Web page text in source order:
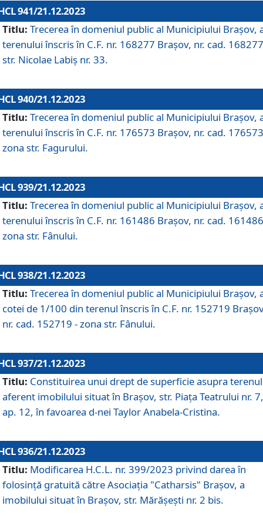
941/21.12.2023
Titlu: Trecerea în domeniul public al Municipiului Braşov,
terenului înscris în C.F. nr. 168277 Brașov, nr. cad.
str. Nicolae Labiș nr. 33.
940/21.12.2023
Titlu: Trecerea în domeniul public al Municipiului Braşov,
terenului înscris în C.F. nr. 176573 Brașov, nr. cad.
zona str. Fagurului.
939/21.12.2023
Titlu: Trecerea în domeniul public al Municipiului Braşov,
terenului înscris în C.F. nr. 161486 Brașov, nr. cad.
zona str. Fânului.
938/21.12.2023
Titlu: Trecerea în domeniul public al Municipiului Braşov,
cotei de 1/100 din terenul înscris în C.F. nr. 152719
nr. cad. 152719 - zona str. Fânului.
937/21.12.2023
Titlu: Constituirea unui drept de superficie asupra
aferent imobilului situat în Brașov, str. Piața Teatrului nr. 7,
ap. 12, în favoarea d-nei Taylor Anabela-Cristina.
936/21.12.2023
Titlu: Modificarea H.C.L. nr. 399/2023 privind darea în
folosinţă gratuită către Asociaţia "Catharsis" Brașov, a
imobilului situat în Braşov, str. Mărăşeşti nr. 2 bis.